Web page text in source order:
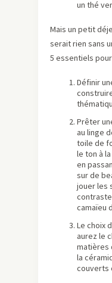
un thé
Mais un petit
serait rien sans
5 essentiels
Définir
Prêter
au linge
toile de
le ton à
en
sur de
jouer les
camaïeu
Le choix
aurez le
matières
la
couverts